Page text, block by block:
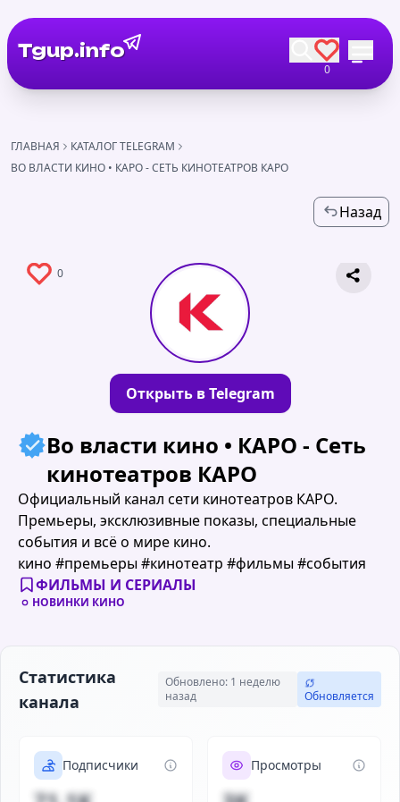
Tgup.info
0
ГЛАВНАЯ
КАТАЛОГ TELEGRAM
ВО ВЛАСТИ КИНО • КАРО - СЕТЬ КИНОТЕАТРОВ КАРО
Назад
0
Открыть в Telegram
Во власти кино • КАРО - Сеть
кинотеатров КАРО
Официальный канал сети кинотеатров КАРО.
Премьеры, эксклюзивные показы, специальные
события и всё о мире кино.
кино #премьеры #кинотеатр #фильмы #события
ФИЛЬМЫ И СЕРИАЛЫ
НОВИНКИ КИНО
Статистика
канала
Обновлено: 1 неделю
назад
Обновляется
Подписчики Просмотры